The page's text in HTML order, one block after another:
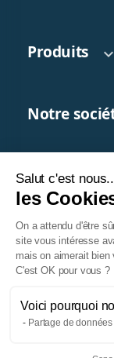
Produits 
Notre
Votre
Salut c'est
les
On a attendu d'être
site vous intéresse
mais on aimerait bien
C'est OK pour vous ?
Voici pourquoi
Partage de